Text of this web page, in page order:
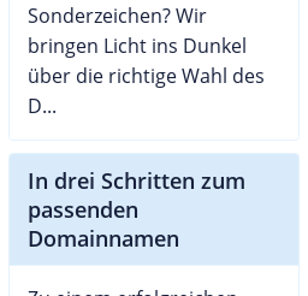
Sonderzeichen? Wir
bringen Licht ins Dunkel
über die richtige Wahl des
D...
In drei Schritten zum
passenden
Domainnamen